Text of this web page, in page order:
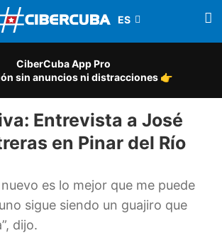
CiberCuba App Pro
sin anuncios ni distracciones 👉
Entrevista a José
en Pinar del Río
es lo mejor que me puede
sigue siendo un guajiro que
dijo.